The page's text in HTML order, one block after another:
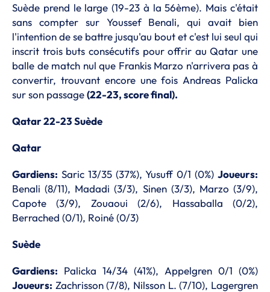
Suède prend le large (19-23 à la 56ème). Mais c'était
sans compter sur Youssef Benali, qui avait bien
l'intention de se battre jusqu'au bout et c'est lui seul qui
inscrit trois buts consécutifs pour offrir au Qatar une
balle de match nul que Frankis Marzo n'arrivera pas à
convertir, trouvant encore une fois Andreas Palicka
sur son passage(22-23, score final).
Qatar 22-23 Suède
Qatar
Gardiens: Saric 13/35 (37%), Yusuff 0/1 (0%) Joueurs:
Benali (8/11), Madadi (3/3), Sinen (3/3), Marzo (3/9),
Capote (3/9), Zouaoui (2/6), Hassaballa (0/2),
Berrached (0/1), Roiné (0/3)
Suède
Gardiens: Palicka 14/34 (41%), Appelgren 0/1 (0%)
Joueurs: Zachrisson (7/8), Nilsson L. (7/10), Lagergren